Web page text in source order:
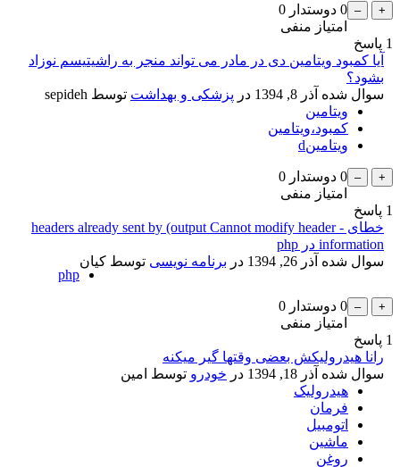
0 دوستدار 0
امتیاز منفی
1 پاسخ
آیا کمبود ویتامین دی در مادر می تواند منجر به راشیتیسم نوزاد
بشود؟
سوال شده آذر 8, 1394 در پزشکی و بهداشت توسط sepideh
ویتامین
کمبود،ویتامین
ویتامینd
0 دوستدار 0
امتیاز منفی
1 پاسخ
خطای - headers already sent by (output Cannot modify header
information در php
سوال شده آذر 26, 1394 در برنامه نویسی توسط کیان
php
0 دوستدار 0
امتیاز منفی
1 پاسخ
رانا هیدرولیکش بعضی وقتها گیر میکنه
سوال شده آذر 18, 1394 در خودرو توسط امین
هیدرولیک
فرمان
اتومبیل
ماشین
روغن